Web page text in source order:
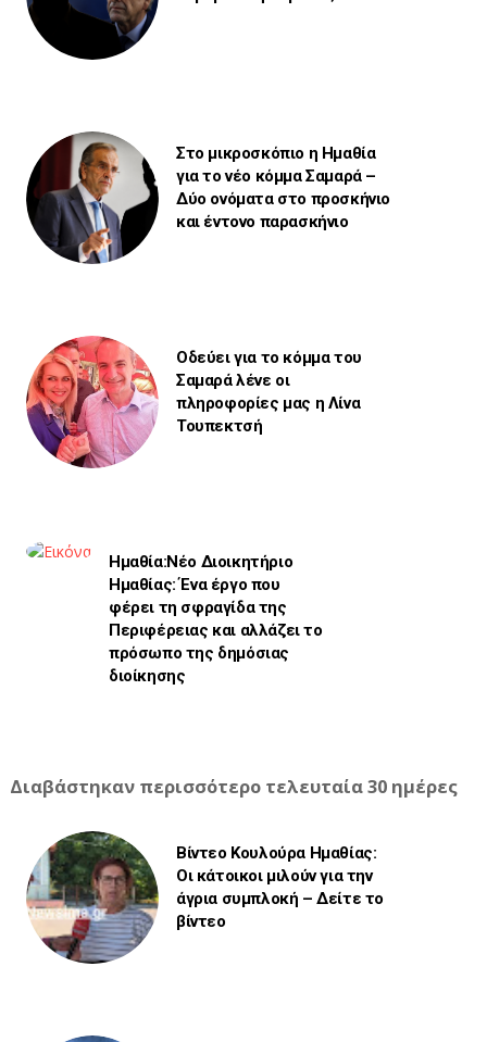
Στο μικροσκόπιο η Ημαθία
για το νέο κόμμα Σαμαρά –
Δύο ονόματα στο προσκήνιο
και έντονο παρασκήνιο
Οδεύει για το κόμμα του
Σαμαρά λένε οι
πληροφορίες μας η Λίνα
Τουπεκτσή
Ημαθία:Νέο Διοικητήριο
Ημαθίας: Ένα έργο που
φέρει τη σφραγίδα της
Περιφέρειας και αλλάζει το
πρόσωπο της δημόσιας
διοίκησης
Διαβάστηκαν περισσότερο τελευταία 30 ημέρες
Βίντεο Κουλούρα Ημαθίας:
Οι κάτοικοι μιλούν για την
άγρια συμπλοκή – Δείτε το
βίντεο